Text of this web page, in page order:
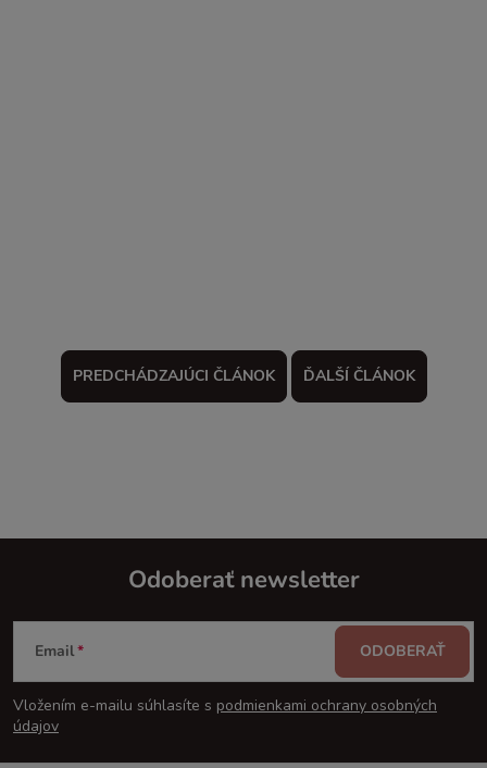
PREDCHÁDZAJÚCI ČLÁNOK ĎALŠÍ ČLÁNOK
Z
á
p
Odoberať newsletter
Email
Vložením e-mailu súhlasíte s podmienkami ochrany osobných
údajov
ODOBERAŤ